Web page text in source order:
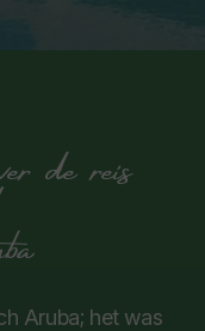
de reis
Aruba; het was